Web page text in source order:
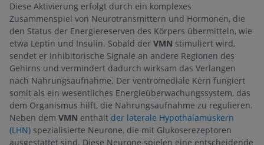
Diese Aktivierung erfolgt durch ein komplexes
Zusammenspiel von Neurotransmittern und Hormonen, die
den Status der Energiereserven des Körpers übermitteln, wie
etwa Leptin und Insulin. Sobald der VMN stimuliert wird,
sendet er inhibitorische Signale an andere Regionen des
Gehirns und vermindert dadurch wirksam das Verlangen
nach Nahrungsaufnahme. Der ventromediale Kern fungiert
somit als ein wesentliches Energieüberwachungssystem, das
dem Organismus hilft, die Nahrungsaufnahme zu regulieren.
Neben dem VMN enthält der laterale Hypothalamuskern
(LHN) spezialisierte Neurone, die mit Glukoserezeptoren
ausgestattet sind. Diese Neurone spielen eine entscheidende